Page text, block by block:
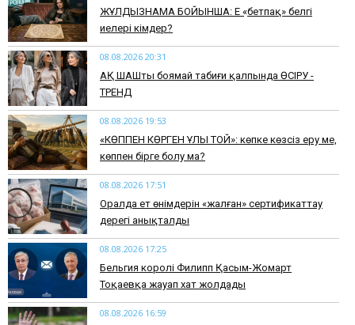
ЖҰЛДЫЗНАМА БОЙЫНША: Ең «бетпақ» белгі
иелері кімдер?
08.08.2026 20:31
АҚ ШАШты боямай табиғи қалпында ӨСІРУ -
ТРЕНД
08.08.2026 19:53
​«КӨППЕН КӨРГЕН ҰЛЫ ТОЙ»: көпке көзсіз еру ме,
көппен бірге болу ма?
08.08.2026 17:51
Оралда ет өнімдерін «жалған» сертификаттау
дерегі анықталды
08.08.2026 17:25
Бельгия королі Филипп Қасым-Жомарт
Тоқаевқа жауап хат жолдады
08.08.2026 16:59